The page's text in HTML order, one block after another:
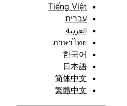
Tiếng Việt
עברית
العربية
ภาษาไทย
한국어
日本語
简体中文
繁體中文